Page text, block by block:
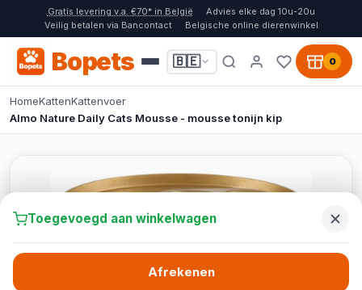
Gratis levering v.a. €70* in België
Advies elke dag 10u-20u
Veilig betalen via Bancontact
Belgische online dierenwinkel
Bopets 🇧🇪 0
HomeKattenKattenvoer
Almo Nature Daily Cats Mousse - mousse tonijn kip
Toegevoegd aan winkelwagen
Afrekenen